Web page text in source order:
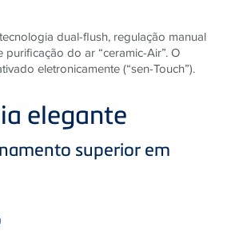
dual-flush, regulação manual
do ar “ceramic-Air”. O
eletronicamente (“sen-Touch”).
elegante
superior em